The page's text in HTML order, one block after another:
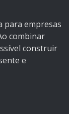
para empresas
combinar
construir
e